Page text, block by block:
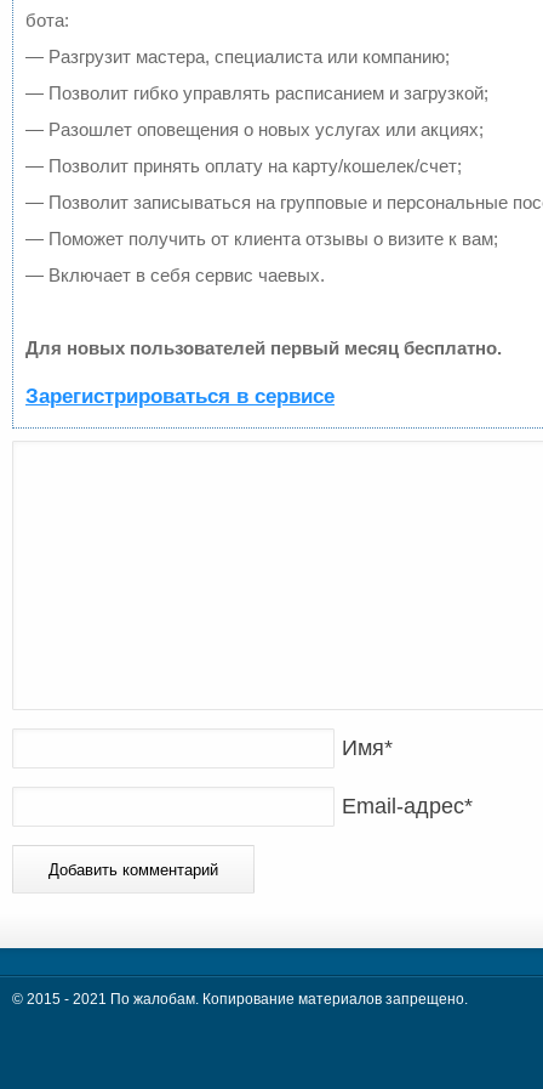
бота:
— Разгрузит мастера, специалиста или компанию;
— Позволит гибко управлять расписанием и загрузкой;
— Разошлет оповещения о новых услугах или акциях;
— Позволит принять оплату на карту/кошелек/счет;
— Позволит записываться на групповые и персональные
— Поможет получить от клиента отзывы о визите к вам;
— Включает в себя сервис чаевых.
Для новых пользователей первый месяц бесплатно.
Зарегистрироваться в сервисе
Имя*
Email-адрес*
© 2015 - 2021 По жалобам. Копирование материалов запрещено.